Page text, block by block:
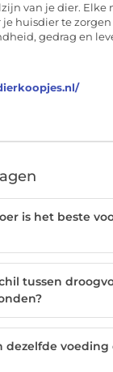
van je dier. Elke
je huisdier te
gedrag en
is het beste
tussen
dezelfde voeding